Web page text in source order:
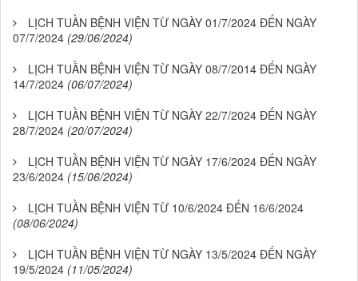
LỊCH TUẦN BỆNH VIỆN TỪ NGÀY 01/7/2024 ĐẾN NGÀY
07/7/2024 (29/06/2024)
LỊCH TUẦN BỆNH VIỆN TỪ NGÀY 08/7/2014 ĐẾN NGÀY
14/7/2024 (06/07/2024)
LỊCH TUẦN BỆNH VIỆN TỪ NGÀY 22/7/2024 ĐẾN NGÀY
28/7/2024 (20/07/2024)
LỊCH TUẦN BỆNH VIỆN TỪ NGÀY 17/6/2024 ĐẾN NGÀY
23/6/2024 (15/06/2024)
LỊCH TUẦN BỆNH VIỆN TỪ 10/6/2024 ĐẾN 16/6/2024
(08/06/2024)
LỊCH TUẦN BỆNH VIỆN TỪ NGÀY 13/5/2024 ĐẾN NGÀY
19/5/2024 (11/05/2024)